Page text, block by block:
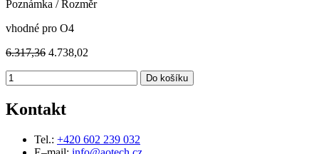
Poznámka / Rozměr
vhodné pro O4
6.317,36 4.738,02
Do košíku
Kontakt
Tel.: +420 602 239 032